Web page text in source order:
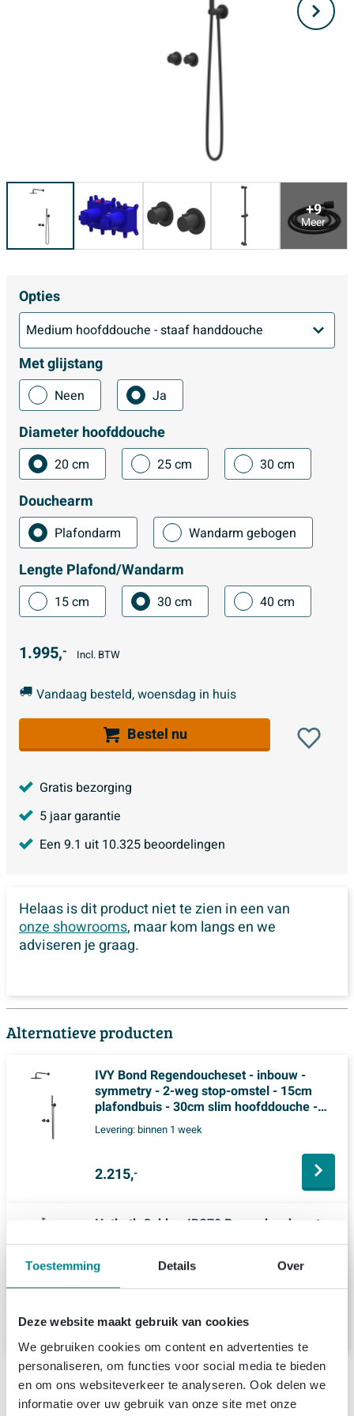
Toestemming Details Over
Deze website maakt gebruik van cookies
We gebruiken cookies om content en advertenties te
personaliseren, om functies voor social media te bieden
en om ons websiteverkeer te analyseren. Ook delen we
informatie over uw gebruik van onze site met onze
+9
Meer
Opties
Met glijstang
Neen Ja
Diameter hoofddouche
20 cm 25 cm 30 cm
Douchearm
Plafondarm Wandarm gebogen
Lengte Plafond/Wandarm
15 cm 30 cm 40 cm
1.995,- Incl. BTW
Vandaag besteld, woensdag in huis
Bestel nu
Gratis bezorging
5 jaar garantie
Een 9.1 uit 10.325 beoordelingen
Helaas is dit product niet te zien in een van
onze showrooms, maar kom langs en we
adviseren je graag.
Alternatieve producten
IVY Bond Regendoucheset - inbouw -
symmetry - 2-weg stop-omstel - 15cm
plafondbuis - 30cm slim hoofddouche -
glijstang met uitlaat - 150cm doucheslang -
satin spray handdouche - Mat zwart PED
Levering:binnen 1 week
2.215,-
Hotbath Cobber IBS70 Regendoucheset
inbouw - 15cm plafondarm - 30cm ronde
geborsteld
Levering:
2.368, -
Productinformatie